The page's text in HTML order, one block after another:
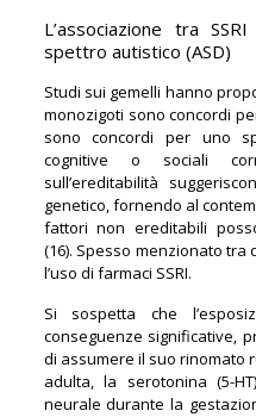
L’associazione tra
spettro autistico (ASD)
Studi sui gemelli hanno
monozigoti sono concordi
sono concordi per uno
cognitive o sociali
sull’ereditabilità
genetico, fornendo al
fattori non ereditabili
(16). Spesso menzionato
l’uso di farmaci SSRI.
Si sospetta che
conseguenze significative,
di assumere il suo rinomato
adulta, la serotonina (5-
neurale durante la